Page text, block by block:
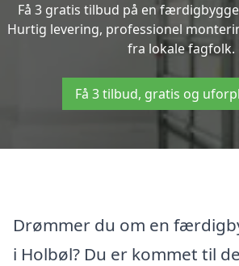
Få 3 gratis tilbud på en
Hurtig levering, professionel
fra lokale fagfolk.
Få 3 tilbud, gratis og
Drømmer du om en
i Holbøl? Du er kommet til